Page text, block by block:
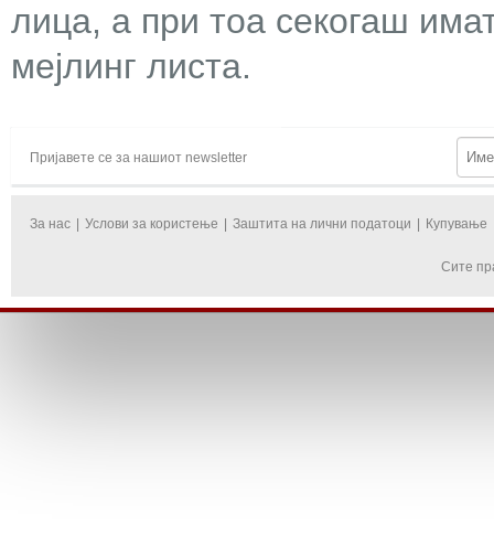
лица, а при тоа секогаш
мејлинг листа.
Пријавете се за нашиот newsletter
За нас Услови за користење Заштита на лични податоци Купување
Сите